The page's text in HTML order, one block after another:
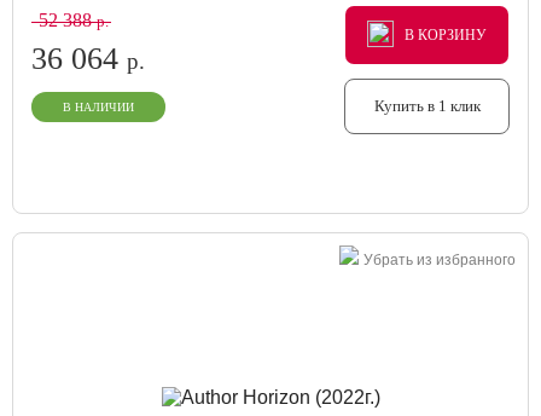
52 388р.
36 064 р.
В НАЛИЧИИ
В КОРЗИНУ
В КОРЗИНУ
В КОРЗИНУ
Купить в 1 клик
Убрать из избранного